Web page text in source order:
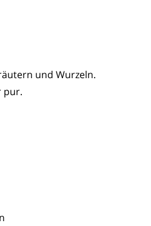
und Wurzeln.
pur.